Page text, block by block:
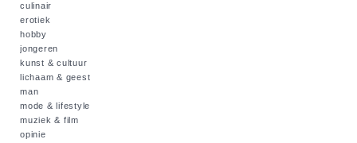
culinair
erotiek
hobby
jongeren
kunst & cultuur
lichaam & geest
man
mode & lifestyle
muziek & film
opinie